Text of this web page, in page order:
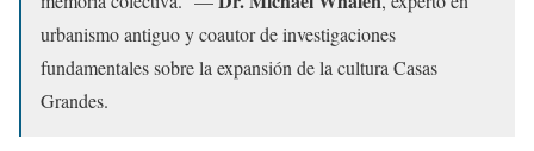
urbanismo antiguo y coautor de investigaciones
fundamentales sobre la expansión de la cultura Casas
Grandes.